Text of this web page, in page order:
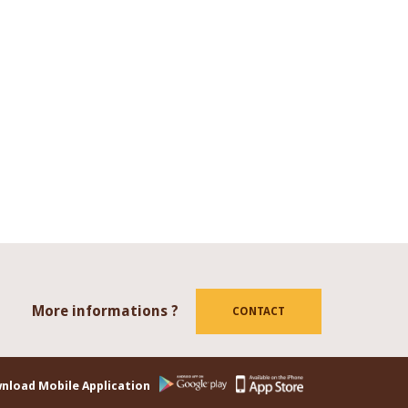
More informations ? CONTACT
Mobile Application